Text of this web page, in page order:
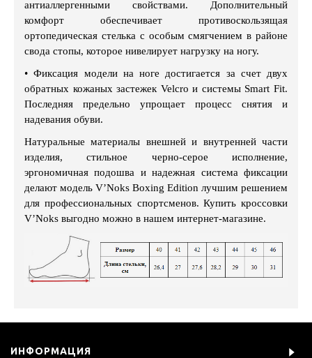
антиаллергенными свойствами. Дополнительный
комфорт обеспечивает противоскользящая
ортопедическая стелька с особым смягчением в районе
свода стопы, которое нивелирует нагрузку на ногу.
• Фиксация модели на ноге достигается за счет двух
обратных кожаных застежек Velcro и системы Smart Fit.
Последняя предельно упрощает процесс снятия и
надевания обуви.
Натуральные материалы внешней и внутренней части
изделия, стильное черно-серое исполнение,
эргономичная подошва и надежная система фиксации
делают модель V’Noks Boxing Edition лучшим решением
для профессиональных спортсменов. Купить кроссовки
V’Noks выгодно можно в нашем интернет-магазине.
ИНФОРМАЦИЯ